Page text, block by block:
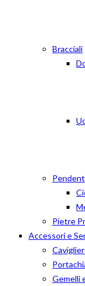
Bracciali
Pietre
Accessori e
Gemelli